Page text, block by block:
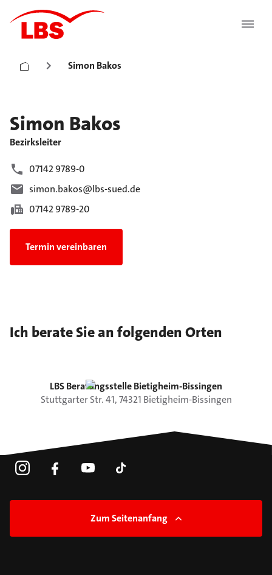
Simon Bakos
Simon Bakos
Bezirksleiter
07142 9789-0
simon.bakos@lbs-sued.de
07142 9789-20
Termin vereinbaren
Ich berate Sie an folgenden Orten
LBS Beratungsstelle Bietigheim-Bissingen
Stuttgarter Str.41,74321 Bietigheim-Bissingen
Zum Seitenanfang